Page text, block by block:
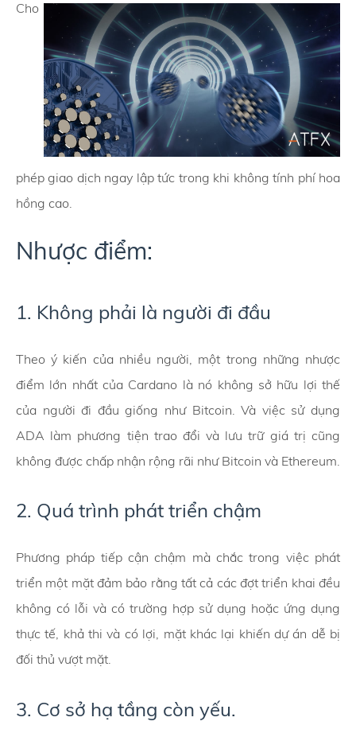
Cho
phép giao dịch ngay lập tức trong khi không tính phí hoa
hồng cao.
Nhược điểm:
1. Không phải là người đi đầu
Theo ý kiến của nhiều người, một trong những nhược
điểm lớn nhất của Cardano là nó không sở hữu lợi thế
của người đi đầu giống như Bitcoin. Và việc sử dụng
ADA làm phương tiện trao đổi và lưu trữ giá trị cũng
không được chấp nhận rộng rãi như Bitcoin và Ethereum.
2. Quá trình phát triển chậm
Phương pháp tiếp cận chậm mà chắc trong việc phát
triển một mặt đảm bảo rằng tất cả các đợt triển khai đều
không có lỗi và có trường hợp sử dụng hoặc ứng dụng
thực tế, khả thi và có lợi, mặt khác lại khiến dự án dễ bị
đối thủ vượt mặt.
3. Cơ sở hạ tầng còn yếu.